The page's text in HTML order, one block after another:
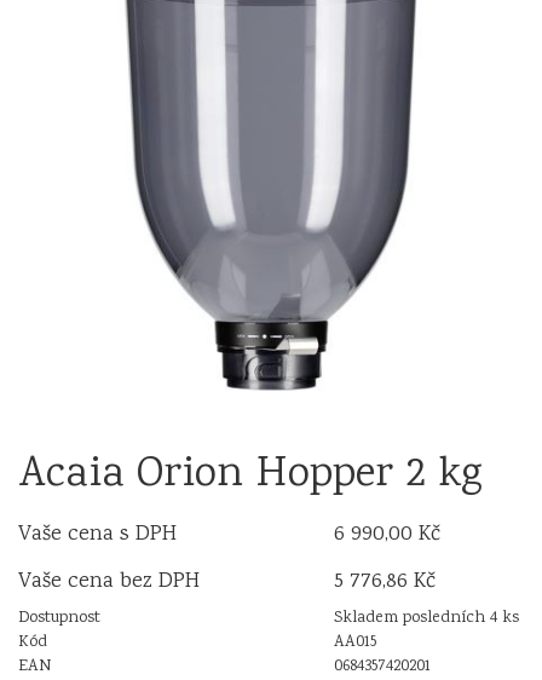
Acaia Orion Hopper 2 kg
Vaše cena s DPH
6 990,00 Kč
Vaše cena bez DPH
5 776,86 Kč
Dostupnost
Skladem posledních 4 ks
Kód
AA015
EAN
0684357420201